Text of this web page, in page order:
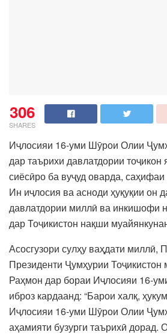
306
SHARES
Иҷлосияи 16-уми Шӯрои Олии
дар таърихи давлатдории тоҷикон
сиёсӣро ба вуҷуд оварда,
Ин иҷлосия ва асноди ҳуқуқии он
давлатдории миллӣ ва инкишофи
дар Тоҷикистон нақши
Асосгузори сулҳу ваҳдати миллӣ,
Президенти Ҷумҳурии
Раҳмон дар бораи Иҷлосияи 16-
иброз кардаанд: “Барои халқ,
Иҷлосияи 16-уми Шӯрои Олии
аҳамияти бузурги таърихӣ дорад.